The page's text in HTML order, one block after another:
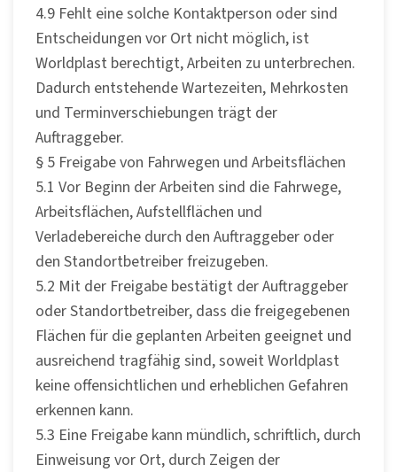
4.9 Fehlt eine solche Kontaktperson oder sind
Entscheidungen vor Ort nicht möglich, ist
Worldplast berechtigt, Arbeiten zu unterbrechen.
Dadurch entstehende Wartezeiten, Mehrkosten
und Terminverschiebungen trägt der
Auftraggeber.
§ 5 Freigabe von Fahrwegen und Arbeitsflächen
5.1 Vor Beginn der Arbeiten sind die Fahrwege,
Arbeitsflächen, Aufstellflächen und
Verladebereiche durch den Auftraggeber oder
den Standortbetreiber freizugeben.
5.2 Mit der Freigabe bestätigt der Auftraggeber
oder Standortbetreiber, dass die freigegebenen
Flächen für die geplanten Arbeiten geeignet und
ausreichend tragfähig sind, soweit Worldplast
keine offensichtlichen und erheblichen Gefahren
erkennen kann.
5.3 Eine Freigabe kann mündlich, schriftlich, durch
Einweisung vor Ort, durch Zeigen der